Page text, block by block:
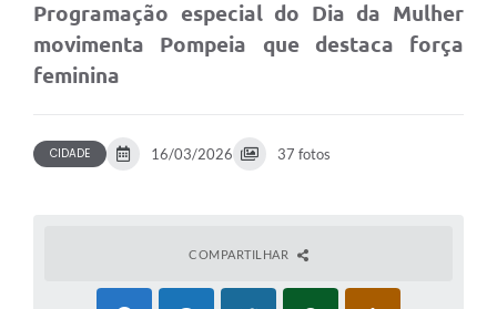
Programação especial do Dia da Mulher
movimenta Pompeia que destaca força
feminina
CIDADE 16/03/2026 37 fotos
COMPARTILHAR